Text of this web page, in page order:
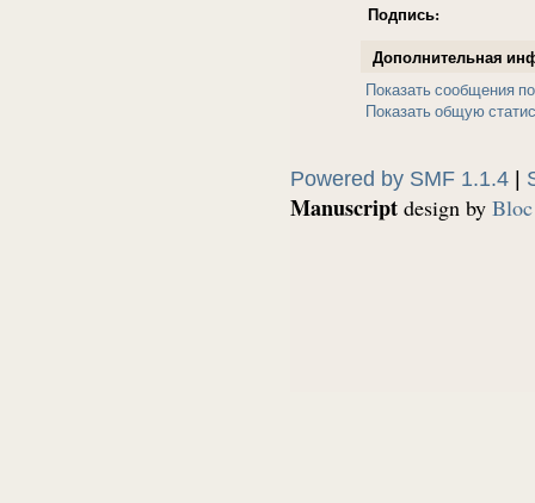
Подпись:
Дополнительная
Показать сообщения
Показать общую
Powered by SMF 1.1.4 |
Manuscript design by Bloc